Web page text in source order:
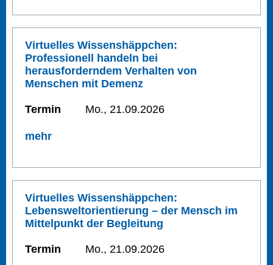
Virtuelles Wissenshäppchen:
Professionell handeln bei
herausforderndem Verhalten von
Menschen mit Demenz
Termin Mo., 21.09.2026
mehr
Virtuelles Wissenshäppchen:
Lebensweltorientierung – der Mensch im
Mittelpunkt der Begleitung
Termin Mo., 21.09.2026